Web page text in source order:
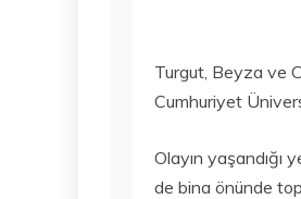
Turgut, Beyza ve
Cumhuriyet
Olayın yaşandığı
de bina önünde